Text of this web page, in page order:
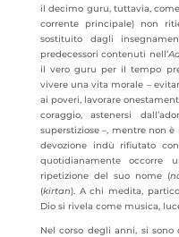
il decimo guru, tuttavia,
corrente principale) non
sostituito dagli
predecessori contenuti nell’
il vero guru per il tempo
vivere una vita morale –
ai poveri, lavorare
coraggio, astenersi
superstiziose –, mentre non è
devozione indù rifiutato
quotidianamente occorre
ripetizione del suo nome (
(kirtan). A chi medita,
Dio si rivela come musica,
Nel corso degli anni, si